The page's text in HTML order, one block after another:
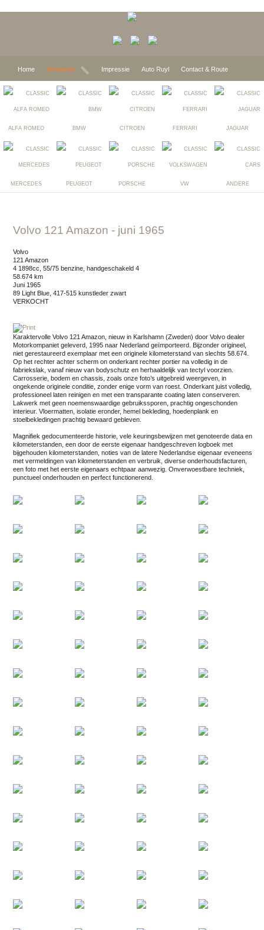
Home Verwacht Impressie Auto Ruyl Contact & Route
ALFA ROMEO BMW CITROEN FERRARI JAGUAR
MERCEDES PEUGEOT PORSCHE VW ANDERE
Volvo 121 Amazon - juni 1965
Volvo
121 Amazon
4 1898cc, 55/75 benzine, handgeschakeld 4
58.674 km
juni 1965
89 Light Blue, 417-515 kunstleder zwart
VERKOCHT
Karaktervolle Volvo 121 Amazon, nieuw in Karlshamn (Zweden) door Volvo dealer
Motorkompaniet geleverd, 1995 naar Nederland geïmporteerd. Bijzonder origineel,
niet gerestaureerd exemplaar met een originele kilometerstand van slechts 58.674.
Op het rechter achter scherm on onderkant rechter portier na volledig in de
fabriekslak, vanaf nieuw van bodyschutz en herhaaldelijk van tectyl voorzien.
Carrosserie, bodem en chassis, zoals onze foto’s uitgebreid weergeven, in
ongekende originele conditie, zonder enige vorm van roest. Onderkant juist volledig,
professioneel laten reinigen en met een transparante coating laten conserveren.
Lakwerk met geen noemenswaardige gebruikssporen, prachtig ongeschonden
interieur. Vloermatten, isolatie eronder, hemel bekleding, hoedenplank en
stoelbekledingen prachtig bewaard gebleven.
Magnifiek gedocumenteerde historie, vele keuringsbewijzen met genoteerde data en
kilometerstanden, een door de eerste eigenaar handgeschreven logboek met
bijgehouden kilometerstanden, noties van de latere Nederlandse eigenaar eveneens
met vermeldingen van kilometerstanden en verbruik, diverse onderhoudsfacturen,
een foto met het eerste eigenaars echtpaar aanwezig. Onverwoestbare techniek,
punctueel onderhouden en perfect functionerend.